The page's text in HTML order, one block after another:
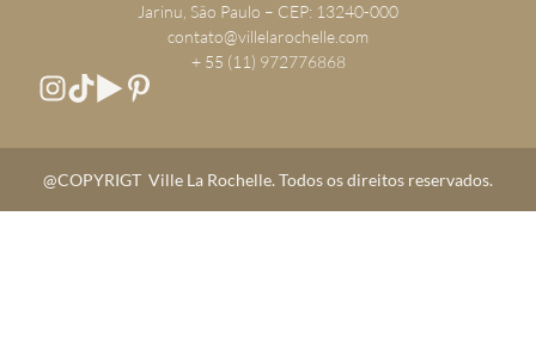
Jarinu, São Paulo – CEP: 13240-000
contato@villelarochelle.com
+ 55 (11) 972776868
@COPYRIGT Ville La Rochelle. Todos os direitos reservados.